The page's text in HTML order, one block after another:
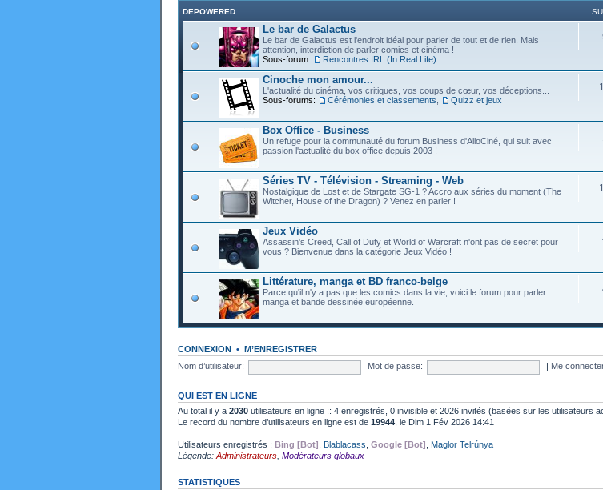
DEPOWERED
Le bar de Galactus
Le bar de Galactus est l'endroit idéal pour parler de tout et de rien. Mais
attention, interdiction de parler comics et cinéma !
Sous-forum:
Rencontres IRL (In Real Life)
Cinoche mon amour...
L'actualité du cinéma, vos critiques, vos coups de cœur, vos déceptions...
Sous-forums:
Cérémonies et classements Quizz et jeux
Box Office - Business
Un refuge pour la communauté du forum Business d'AlloCiné, qui suit avec
passion l'actualité du box office depuis 2003 !
Séries TV - Télévision - Streaming - Web
Nostalgique de Lost et de Stargate SG-1 ? Accro aux séries du moment (The
Witcher, House of the Dragon) ? Venez en parler !
Jeux Vidéo
Assassin's Creed, Call of Duty et World of Warcraft n'ont pas de secret pour
vous ? Bienvenue dans la catégorie Jeux Vidéo !
Littérature, manga et BD franco-belge
Parce qu'il n'y a pas que les comics dans la vie, voici le forum pour parler
manga et bande dessinée européenne.
CONNEXION • M’ENREGISTRER
Nom d’utilisateur:
Mot de passe: Me
QUI EST EN LIGNE
Au total il y a 2030 utilisateurs en ligne :: 4 enregistrés, 0 invisible et 2026 invités (basées sur les utilisateurs
Le record du nombre d’utilisateurs en ligne est de 19944 , le Dim 1 Fév 2026 14:41
Utilisateurs enregistrés : Bing [Bot] Blablacass Google [Bot]
Maglor Telrúnya
Légende: Administrateurs Modérateurs globaux
STATISTIQUES